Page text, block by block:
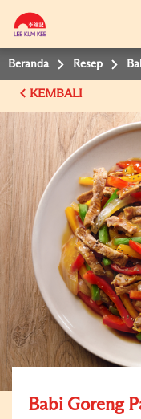
Beranda Resep
KEMBALI
Babi Goreng